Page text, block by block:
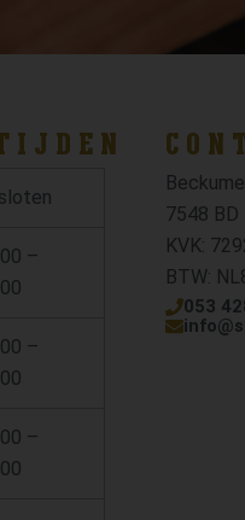
–
–
–
7548 BD
KVK:
BTW:
053